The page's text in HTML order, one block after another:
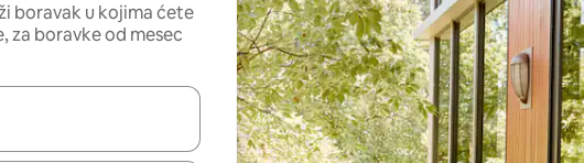
boravak u kojima ćete
za boravke od mesec
možete da se krećete kroz njih pomoću strelica nagore i nadole, kao i da ih